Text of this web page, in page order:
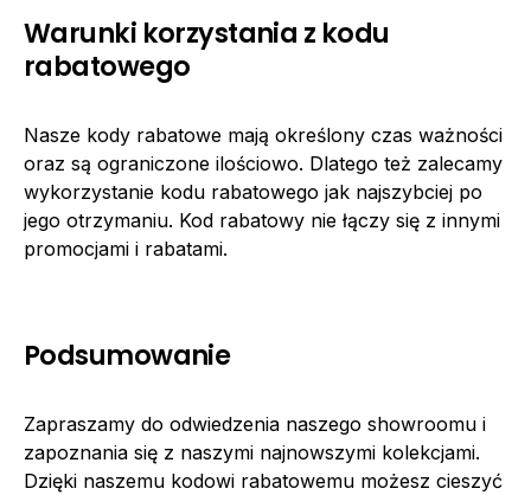
Warunki korzystania z kodu
rabatowego
Nasze kody rabatowe mają określony czas ważności
oraz są ograniczone ilościowo. Dlatego też zalecamy
wykorzystanie kodu rabatowego jak najszybciej po
jego otrzymaniu. Kod rabatowy nie łączy się z innymi
promocjami i rabatami.
Podsumowanie
Zapraszamy do odwiedzenia naszego showroomu i
zapoznania się z naszymi najnowszymi kolekcjami.
Dzięki naszemu kodowi rabatowemu możesz cieszyć